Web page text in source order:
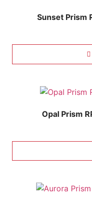
Sunset Prism
Opal Prism